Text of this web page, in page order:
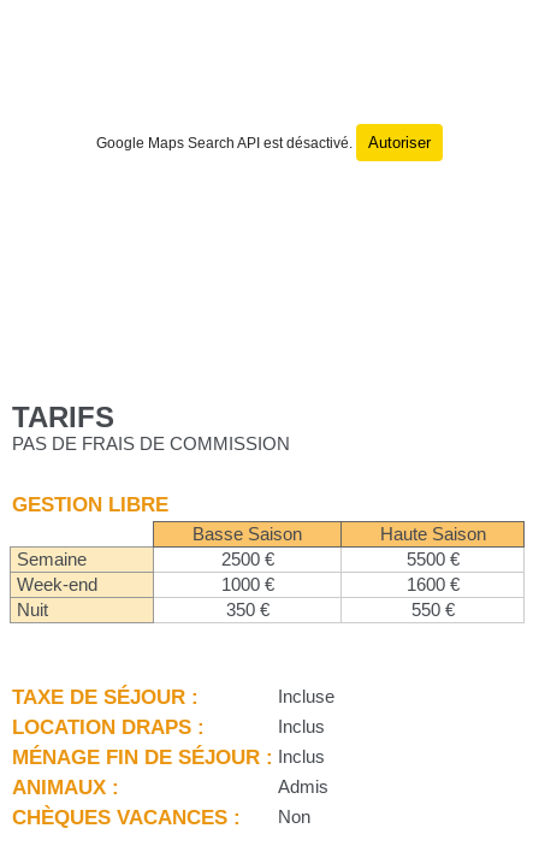
Google Maps Search API est désactivé. Autoriser
TARIFS
PAS DE FRAIS DE COMMISSION
GESTION LIBRE
Basse Saison
Haute Saison
Semaine
2500 €
5500 €
Week-end
1000 €
1600 €
Nuit
350 € 550 €
TAXE DE SÉJOUR : Incluse
LOCATION DRAPS : Inclus
MÉNAGE FIN DE SÉJOUR : Inclus
ANIMAUX : Admis
CHÈQUES VACANCES : Non